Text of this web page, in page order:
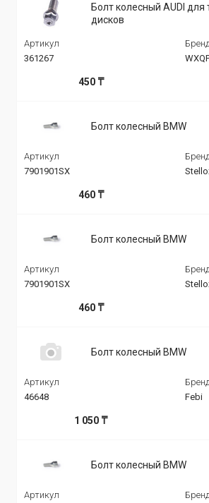
Болт колесный AUDI для
дисков
Артикул
361267
Бренд
450 ₸
Болт колесный BMW
Артикул
7901901SX
Бренд
460 ₸
Болт колесный BMW
Артикул
7901901SX
Бренд
460 ₸
Болт колесный BMW
Артикул
46648
Бренд
Febi
1 050 ₸
Болт колесный BMW
Артикул
Бренд